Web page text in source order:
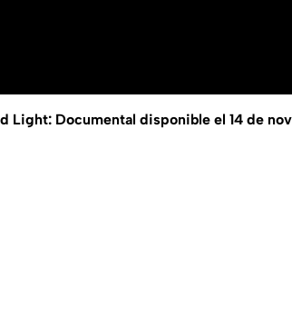
Light: Documental disponible el 14 de